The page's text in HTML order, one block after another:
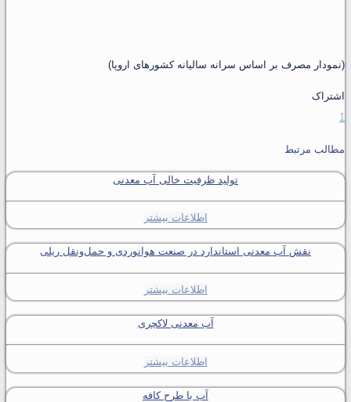
(نمودار مصرف بر اساس سرانه سالیانه کشورهای اروپا)
اشتراک
1
مطالب مرتبط
تولید ظرفیت خالی آب معدنی
اطلاعات بیشتر
نقش آب معدنی استاندارد در صنعت هوانوردی و حمل‌ونقل ریلی
اطلاعات بیشتر
آب معدنی لاکچری
اطلاعات بیشتر
آب با طرح کافه